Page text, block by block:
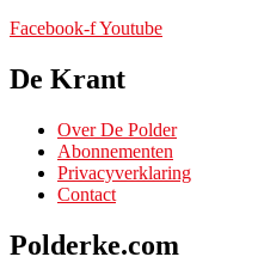
Facebook-fYoutube
De Krant
Over De Polder
Abonnementen
Privacyverklaring
Contact
Polderke.com